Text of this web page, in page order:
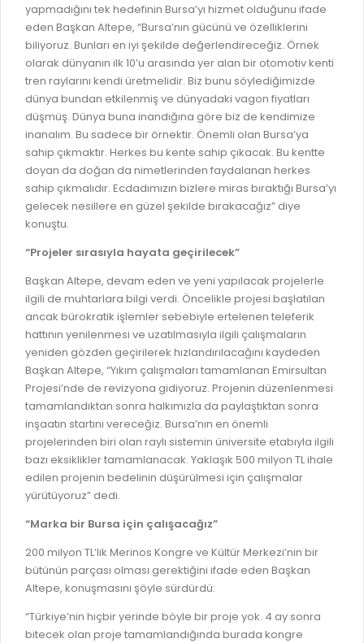
YER SEÇİM BELGESİ, MOBİL VE SAHA DOLABI BAŞVURULARI
GÜNLÜK KAZI ÇALIŞMALARI
TARIMSAL AMAÇLI METEOROLOJİ İSTASYON VERİLERİ
yapmadığını tek hedefinin Bursa’yı hizmet olduğunu ifade
eden Başkan Altepe, “Bursa’nın gücünü ve özelliklerini
biliyoruz. Bunları en iyi şekilde değerlendireceğiz. Örnek
olarak dünyanın ilk 10’u arasında yer alan bir otomotiv kenti
tren raylarını kendi üretmelidir. Biz bunu söylediğimizde
dünya bundan etkilenmiş ve dünyadaki vagon fiyatları
düşmüş. Dünya buna inandığına göre biz de kendimize
inanalım. Bu sadece bir örnektir. Önemli olan Bursa’ya
sahip çıkmaktır. Herkes bu kente sahip çıkacak. Bu kentte
doyan da doğan da nimetlerinden faydalanan herkes
sahip çıkmalıdır. Ecdadımızın bizlere miras bıraktığı Bursa’yı
gelecek nesillere en güzel şekilde bırakacağız” diye
konuştu.
“Projeler sırasıyla hayata geçirilecek”
Başkan Altepe, devam eden ve yeni yapılacak projelerle
ilgili de muhtarlara bilgi verdi. Öncelikle projesi başlatılan
ancak bürokratik işlemler sebebiyle ertelenen teleferik
hattının yenilenmesi ve uzatılmasıyla ilgili çalışmaların
yeniden gözden geçirilerek hızlandırılacağını kaydeden
Başkan Altepe, “Yıkım çalışmaları tamamlanan Emirsultan
Projesi’nde de revizyona gidiyoruz. Projenin düzenlenmesi
tamamlandıktan sonra halkımızla da paylaştıktan sonra
inşaatın startını vereceğiz. Bursa’nın en önemli
projelerinden biri olan raylı sistemin üniversite etabıyla ilgili
bazı eksiklikler tamamlanacak. Yaklaşık 500 milyon TL ihale
edilen projenin bedelinin düşürülmesi için çalışmalar
yürütüyoruz” dedi.
“Marka bir Bursa için çalışacağız”
200 milyon TL’lik Merinos Kongre ve Kültür Merkezi’nin bir
bütünün parçası olması gerektiğini ifade eden Başkan
Altepe, konuşmasını şöyle sürdürdü:
“Türkiye’nin hiçbir yerinde böyle bir proje yok. 4 ay sonra
bitecek olan proje tamamlandığında burada kongre